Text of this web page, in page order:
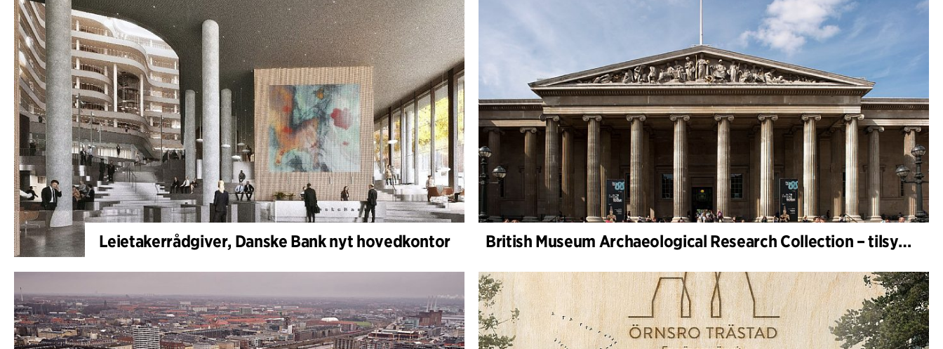
Leietakerrådgiver, Danske Bank nyt hovedkontor British Museum Archaeological Research Collection – tilsynsarkitekt